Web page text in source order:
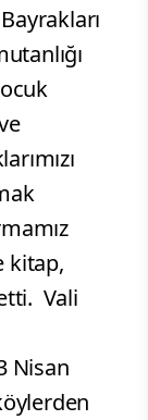
kitap,
Vali
Nisan